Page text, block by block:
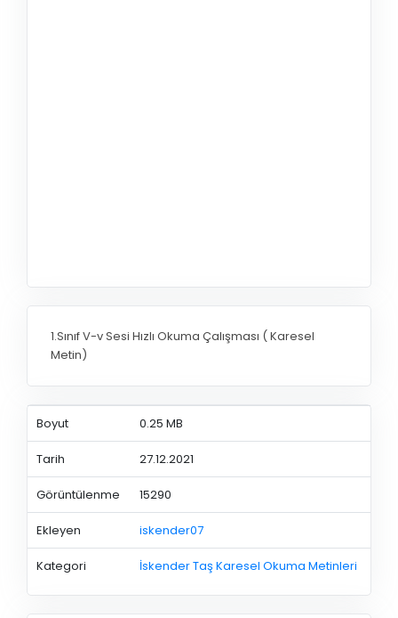
1.Sınıf V-v Sesi Hızlı Okuma Çalışması ( Karesel
Metin)
Boyut 0.25 MB
Tarih 27.12.2021
Görüntülenme 15290
Ekleyen iskender07
Kategori İskender Taş Karesel Okuma Metinleri